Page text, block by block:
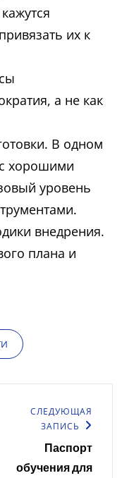
их к
а не как
В одном
хорошими
уровень
внедрения.
плана и
Следующая
СЛЕДУЮЩАЯ
ЗАПИСЬ
Паспорт
обучения для